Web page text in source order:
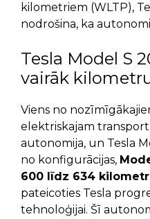
kilometriem (WLTP),
nodrošina, ka
Tesla Model S
vairāk
Viens no
elektriskajam
autonomija, un Tesla
no konfigurācijas,
600 līdz 634
pateicoties Tesla
tehnoloģijai. Šī